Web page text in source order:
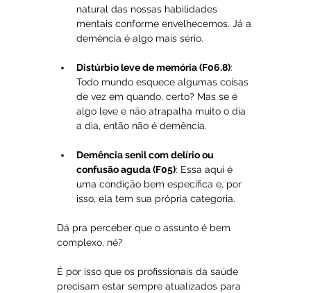
natural das nossas habilidades
mentais conforme envelhecemos. Já a
demência é algo mais sério.
Distúrbio leve de memória (F06.8):
Todo mundo esquece algumas coisas
de vez em quando, certo? Mas se é
algo leve e não atrapalha muito o dia
a dia, então não é demência.
Demência senil com delírio ou
confusão aguda (F05): Essa aqui é
uma condição bem específica e, por
isso, ela tem sua própria categoria.
Dá pra perceber que o assunto é bem
complexo, né?
É por isso que os profissionais da saúde
precisam estar sempre atualizados para